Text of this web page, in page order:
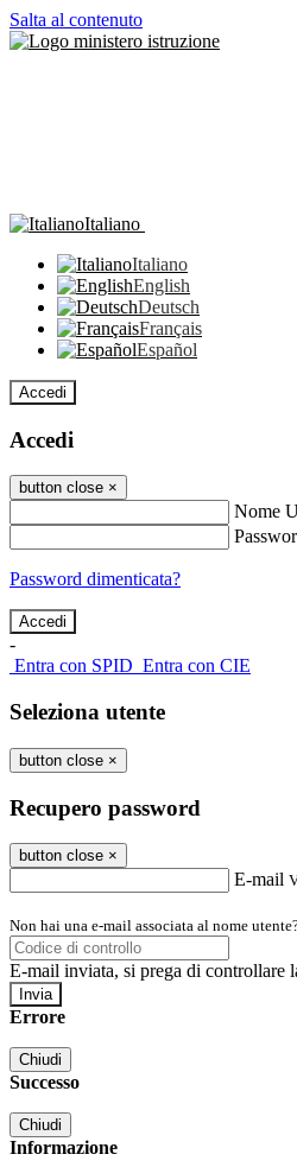
Salta al contenuto
Italiano
Italiano
English
Deutsch
Français
Español
Accedi
Accedi
button close ×
Nome
Password dimenticata?
-
Entra con SPID Entra con CIE
Seleziona utente
button close ×
Recupero password
button close ×
E-mail
Non hai una e-mail associata al nome
E-mail inviata, si prega di controllare
Errore
Chiudi
Successo
Chiudi
Informazione